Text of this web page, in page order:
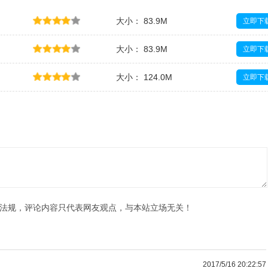
大小： 83.9M 立即下
大小： 83.9M 立即下
大小： 124.0M 立即下
规，评论内容只代表网友观点，与本站立场无关！
2017/5/16 20:22:57